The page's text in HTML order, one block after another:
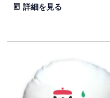
詳細を見る